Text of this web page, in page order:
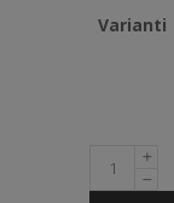
Varianti